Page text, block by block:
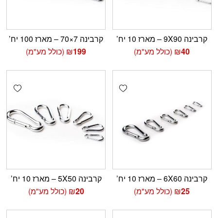
קרבינה 9X90 – מארז 10 יח’
₪40 (כולל מע"מ)
קרבינה 7×70 – מארז 100 יח’
₪199 (כולל מע"מ)
Add wishlist
קרבינה 6X60 – מארז 10 יח’
₪25 (כולל מע"מ)
קרבינה 5X50 – מארז 10 יח’
₪20 (כולל מע"מ)